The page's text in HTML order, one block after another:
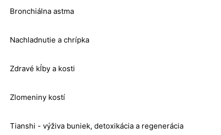
Bronchiálna astma
Nachladnutie a chrípka
Zdravé kĺby a kosti
Zlomeniny kostí
Tianshi - výživa buniek, detoxikácia a regenerácia